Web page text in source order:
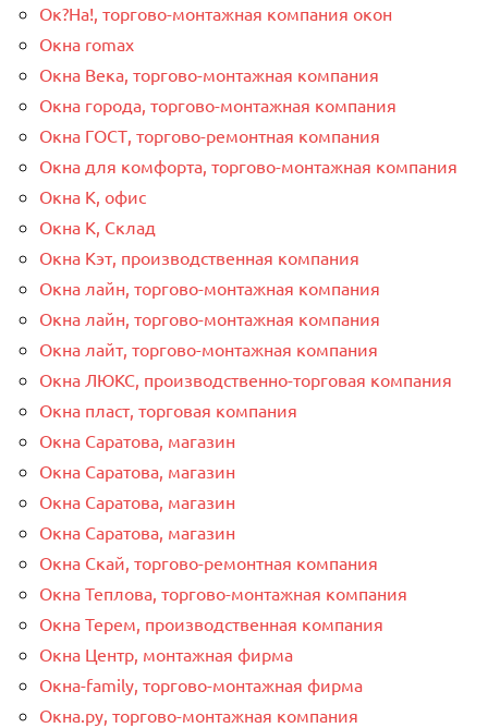
Ок?На!, торгово-монтажная компания окон
Окна romax
Окна Века, торгово-монтажная компания
Окна города, торгово-монтажная компания
Окна ГОСТ, торгово-ремонтная компания
Окна для комфорта, торгово-монтажная компания
Окна К, офис
Окна К, Склад
Окна Кэт, производственная компания
Окна лайн, торгово-монтажная компания
Окна лайн, торгово-монтажная компания
Окна лайт, торгово-монтажная компания
Окна ЛЮКС, производственно-торговая компания
Окна пласт, торговая компания
Окна Саратова, магазин
Окна Саратова, магазин
Окна Саратова, магазин
Окна Саратова, магазин
Окна Скай, торгово-ремонтная компания
Окна Теплова, торгово-монтажная компания
Окна Терем, производственная компания
Окна Центр, монтажная фирма
Окна-family, торгово-монтажная фирма
Окна.ру, торгово-монтажная компания